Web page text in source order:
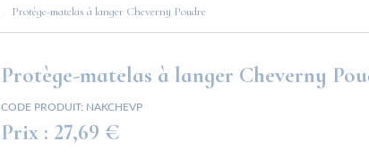
Protège-matelas à langer Cheverny Poudre
Protège-matelas à langer Cheverny
CODE PRODUIT: NAKCHEVP
Prix : 27,69 €